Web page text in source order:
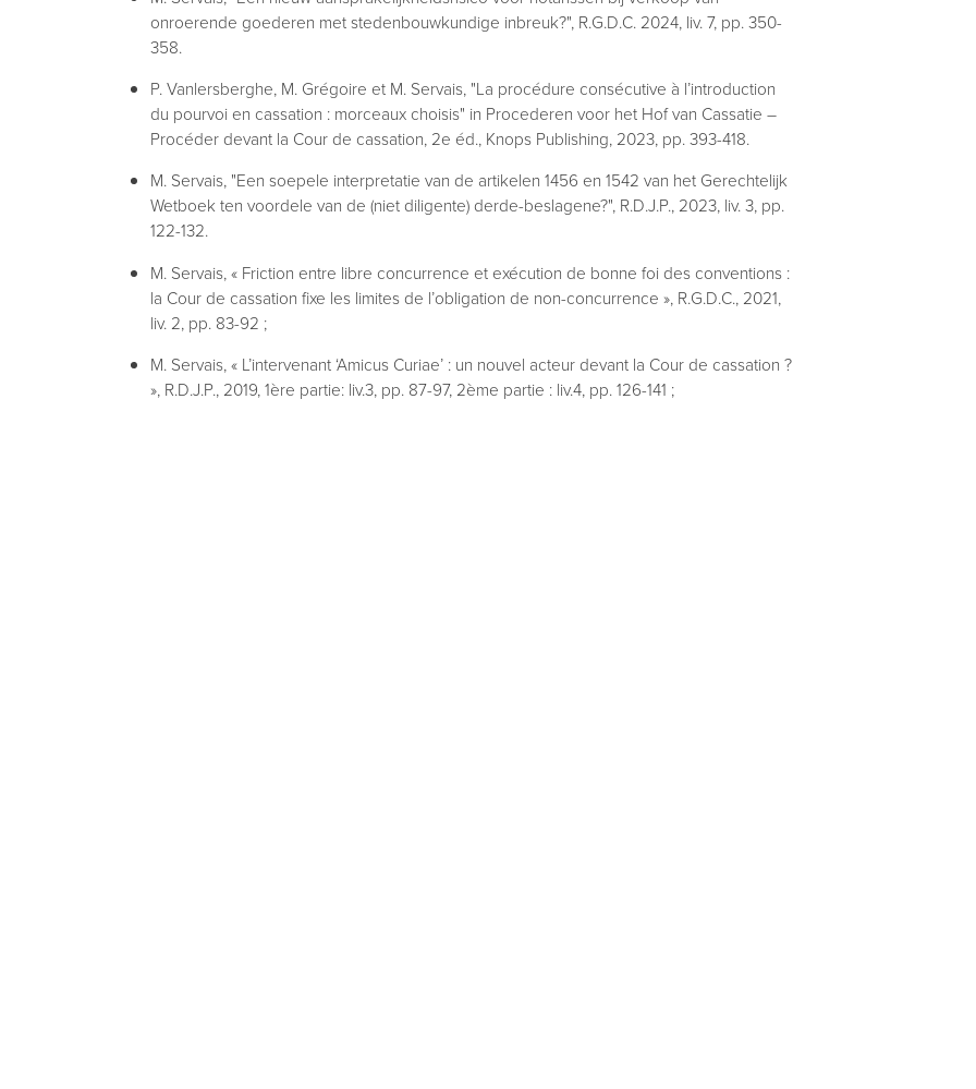
onroerende goederen met stedenbouwkundige inbreuk?", R.G.D.C. 2024, liv. 7, pp. 350-
358.
P. Vanlersberghe, M. Grégoire et M. Servais, "La procédure consécutive à l’introduction
du pourvoi en cassation : morceaux choisis" in Procederen voor het Hof van Cassatie –
Procéder devant la Cour de cassation, 2e éd., Knops Publishing, 2023, pp. 393-418.
M. Servais, "Een soepele interpretatie van de artikelen 1456 en 1542 van het Gerechtelijk
Wetboek ten voordele van de (niet diligente) derde-beslagene?", R.D.J.P., 2023, liv. 3, pp.
122-132.
M. Servais, « Friction entre libre concurrence et exécution de bonne foi des conventions :
la Cour de cassation fixe les limites de l’obligation de non-concurrence », R.G.D.C., 2021,
liv. 2, pp. 83-92 ;
M. Servais, « L’intervenant ‘Amicus Curiae’ : un nouvel acteur devant la Cour de cassation ?
», R.D.J.P., 2019, 1ère partie: liv.3, pp. 87-97, 2ème partie : liv.4, pp. 126-141 ;